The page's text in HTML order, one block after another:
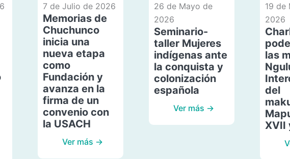
7 de Julio de 2026
Memorias de
Chuchunco
inicia una
nueva etapa
como
Fundación y
avanza en la
firma de un
convenio con
la USACH
Ver más →
26 de Mayo de
2026
Seminario-
taller Mujeres
indígenas ante
la conquista y
colonización
española
Ver más →
19 de
2026
las
del
XVII